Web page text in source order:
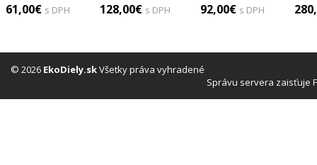
61,00€ s DPH 128,00€ s DPH 92,00€ s DPH
© 2026 EkoDiely.skVšetky práva vyhradené
Správu servera zaisťuje